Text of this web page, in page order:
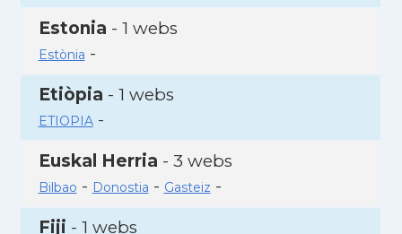
Estonia - 1 webs
Estònia -
Etiòpia - 1 webs
ETIOPIA-
Euskal Herria - 3 webs
Bilbao - Donostia - Gasteiz -
Fiji - 1 webs